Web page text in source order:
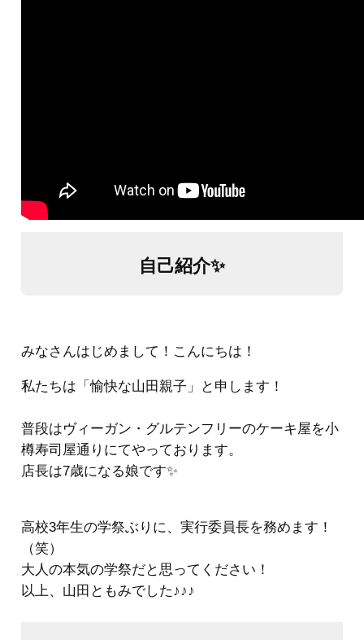
自己紹介✨
みなさんはじめまして！こんにちは！
私たちは「愉快な山田親子」と申します！
普段はヴィーガン・グルテンフリーのケーキ屋を小
樽寿司屋通りにてやっております。
店長は7歳になる娘です✨
高校3年生の学祭ぶりに、実行委員長を務めます！
（笑）
大人の本気の学祭だと思ってください！
以上、山田ともみでした♪♪♪